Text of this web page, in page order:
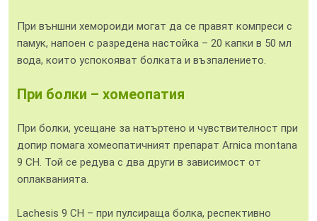
При външни хемороиди могат да се правят компреси с
памук, напоен с разредена настойка – 20 капки в 50 мл
вода, които успокояват болката и възпалението.
При болки – хомеопатия
При болки, усещане за натъртено и чувствителност при
допир помага хомеопатичният препарат Аrnica montana
9 CH. Той се редува с два други в зависимост от
оплакванията.
Lachesis 9 CH – при пулсираща болка, респективно